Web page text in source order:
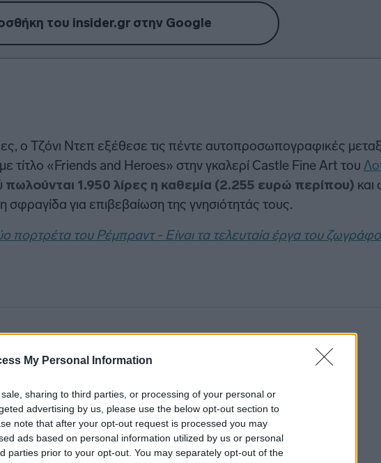
My Personal Information
sharing to third parties, or processing of your personal or
advertising by us, please use the below opt-out section to
note that after your opt-out request is processed you may
ads based on personal information utilized by us or personal
parties prior to your opt-out. You may separately opt-out of the
του insider.gr στην Google
ο Τζόνι Ντεπ εξέθεσε τις πέντε αυτοπροσωπογραφικές
τίτλο «Friends and Heroes» στην γκαλερί Castle Fine Art του
πωλούνται 1.950 λίρες η καθεμία (2.255 ευρώ περίπου) και
για επιβεβαίωση της γνησιότητάς τους.
πορτρέτα του Ρέμπραντ - Είναι τα τελευταία έργα του